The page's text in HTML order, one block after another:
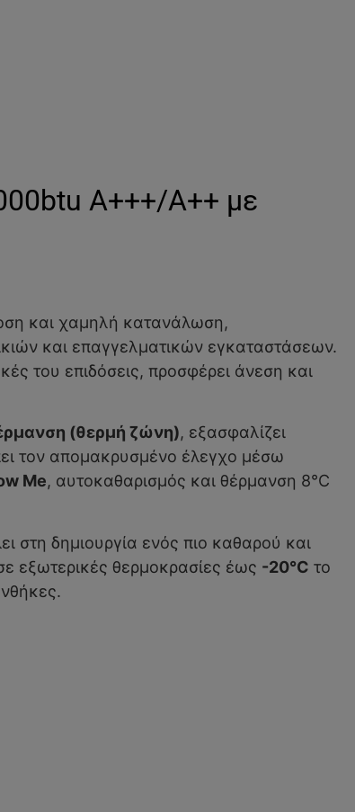
Α+++/Α++ με
και χαμηλή κατανάλωση,
και επαγγελματικών εγκαταστάσεων.
του επιδόσεις, προσφέρει άνεση και
(θερμή ζώνη), εξασφαλίζει
τον απομακρυσμένο έλεγχο μέσω
Me, αυτοκαθαρισμός και θέρμανση 8°C
στη δημιουργία ενός πιο καθαρού και
εξωτερικές θερμοκρασίες έως -20°C το